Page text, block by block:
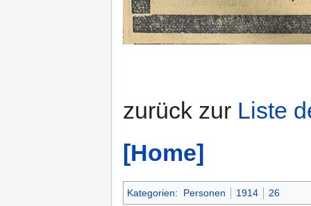
zurück zur Liste
[Home]
Kategorien: Personen 1914 26